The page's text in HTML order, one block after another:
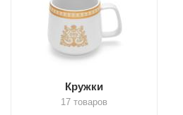
Кружки
17 товаров